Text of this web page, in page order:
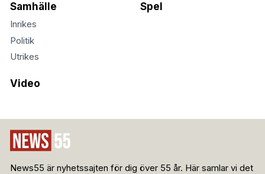
Samhälle
Inrikes
Politik
Utrikes
Spel
Video
News55 är nyhetssajten för dig över 55 år. Här samlar vi det